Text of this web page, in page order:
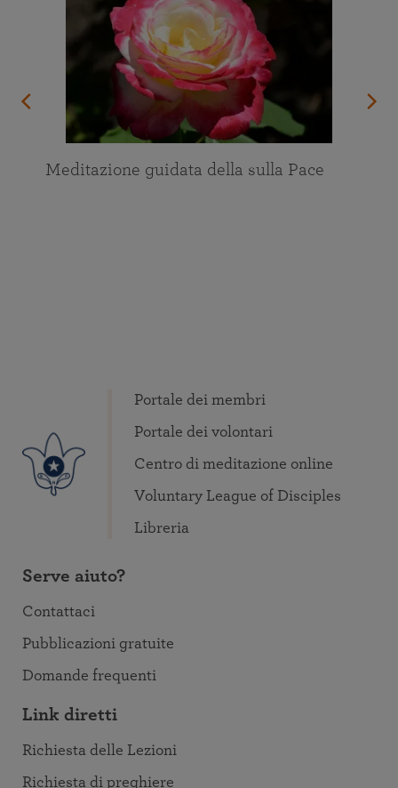
dentro di voi.
Meditazione guidata della sulla Pace
Portale dei membri
Portale dei volontari
Centro di meditazione online
Voluntary League of Disciples
Libreria
Serve aiuto?
Contattaci
Pubblicazioni gratuite
Domande frequenti
Link diretti
Richiesta delle Lezioni
Richiesta di preghiere